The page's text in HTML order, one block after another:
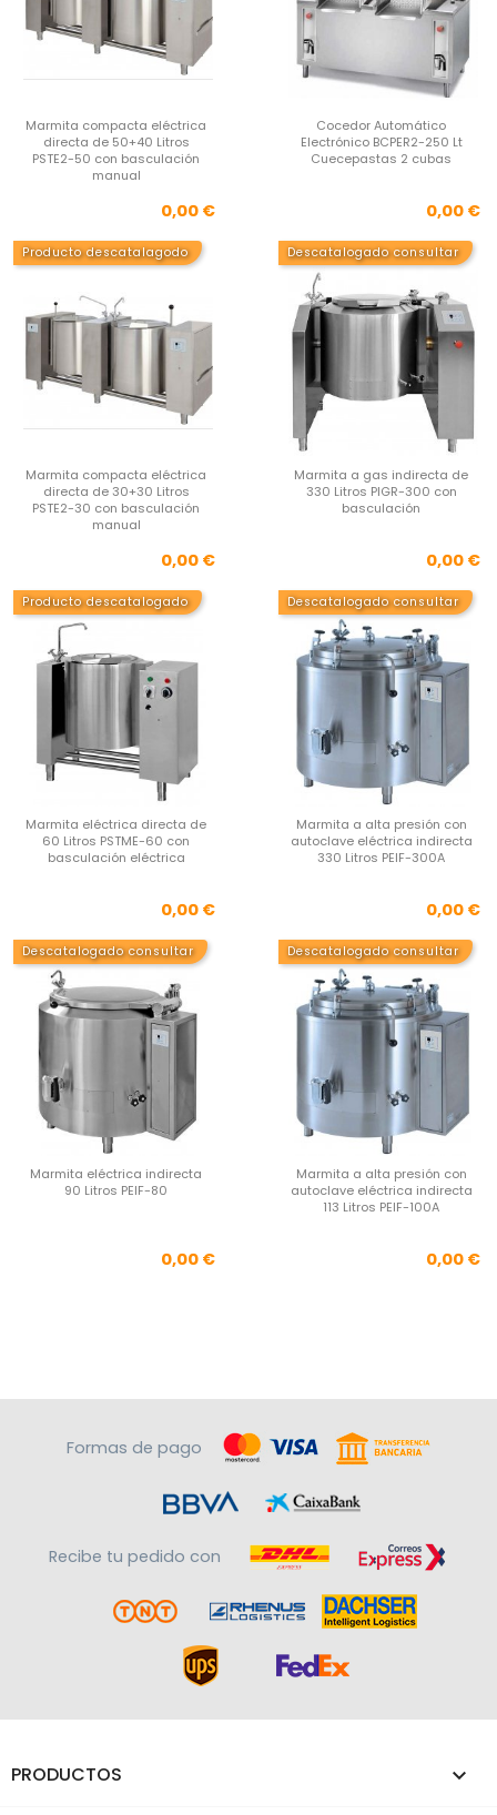
Marmita compacta eléctrica
directa de 50+40 Litros
PSTE2-50 con basculación
manual
Precio
0,00 €
Cocedor Automático
Electrónico BCPER2-250 Lt
Cuecepastas 2 cubas
0,00 €
Producto descatalagodo
Marmita compacta eléctrica
directa de 30+30 Litros
PSTE2-30 con basculación
manual
Precio
0,00 €
Descatalogado consultar
Marmita a gas indirecta de
330 Litros PIGR-300 con
basculación
0,00 €
Producto descatalogado
Marmita eléctrica directa de
60 Litros PSTME-60 con
basculación eléctrica
Precio
0,00 €
Descatalogado consultar
Marmita a alta presión con
autoclave eléctrica indirecta
330 Litros PEIF-300A
0,00 €
Descatalogado consultar
Marmita eléctrica indirecta
90 Litros PEIF-80
Precio
0,00 €
Descatalogado consultar
Marmita a alta presión con
autoclave eléctrica indirecta
113 Litros PEIF-100A
0,00 €
Formas de pago
Recibe tu pedido con
PRODUCTOS 